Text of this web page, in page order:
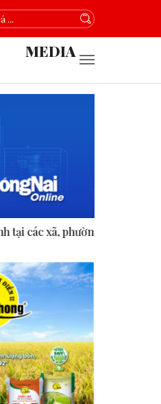
MEDIA
ASEAN thúc đẩy bình